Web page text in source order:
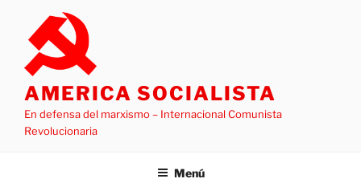
contenido
AMERICA SOCIALISTA
En defensa del marxismo – Internacional Comunista
Revolucionaria
Menú